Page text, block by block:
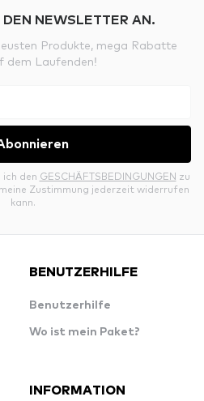
DEN NEWSLETTER AN.
Produkte, mega Rabatte
dem Laufenden!
den GESCHÄFTSBEDINGUNGEN zu
Zustimmung jederzeit widerrufen
kann.
BENUTZERHILFE
Benutzerhilfe
Wo ist mein Paket?
INFORMATION